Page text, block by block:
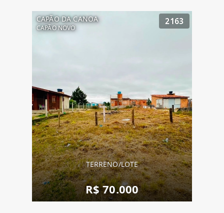
CAPÃO DA CANOA
CAPÃO NOVO
2163
TERRENO/LOTE
R$ 70.000